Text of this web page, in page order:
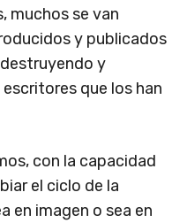
muchos se van
y publicados
y
que los han
con la capacidad
el ciclo de la
en imagen o sea en